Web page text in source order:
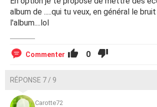
album de .....qui tu veux, en général le
l'album....lol
Commenter 0
RÉPONSE 7 / 9
Carotte72